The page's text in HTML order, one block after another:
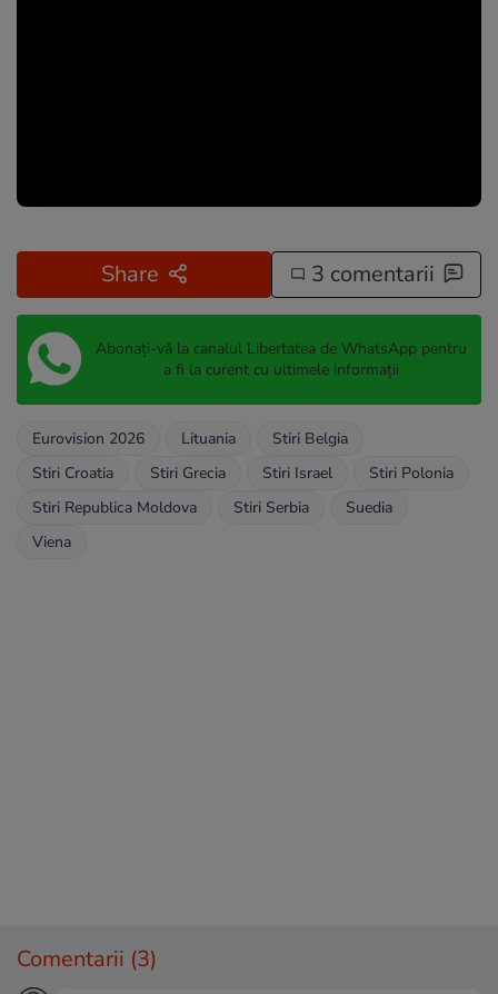
Share 3 comentarii
Abonați-vă la canalul Libertatea de WhatsApp pentru
a fi la curent cu ultimele informații
Eurovision 2026 Lituania
Stiri Belgia
Stiri Croatia
Stiri Grecia Stiri Israel
Stiri Polonia
Stiri Republica Moldova
Stiri Serbia
Suedia
Viena
Comentarii (3)